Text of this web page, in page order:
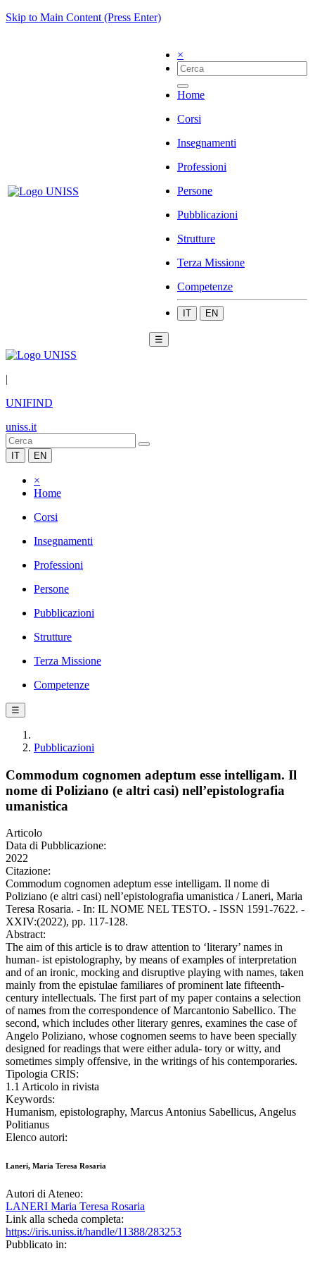
Skip to Main Content (Press Enter)
×
Home
Corsi
Insegnamenti
Professioni
Persone
Pubblicazioni
Strutture
Terza Missione
Competenze
IT EN
☰
|
UNIFIND
uniss.it
IT EN
×
Home
Corsi
Insegnamenti
Professioni
Persone
Pubblicazioni
Strutture
Terza Missione
Competenze
☰
Pubblicazioni
Commodum cognomen adeptum esse intelligam. Il
nome di Poliziano (e altri casi) nell’epistolografia
umanistica
Articolo
Data di Pubblicazione:
2022
Citazione:
Commodum cognomen adeptum esse intelligam. Il nome di
Poliziano (e altri casi) nell’epistolografia umanistica / Laneri, Maria
Teresa Rosaria. - In: IL NOME NEL TESTO. - ISSN 1591-7622. -
XXIV:(2022), pp. 117-128.
Abstract:
The aim of this article is to draw attention to ‘literary’ names in
human- ist epistolography, by means of examples of interpretation
and of an ironic, mocking and disruptive playing with names, taken
mainly from the epistulae familiares of prominent late fifteenth-
century intellectuals. The first part of my paper contains a selection
of names from the correspondence of Marcantonio Sabellico. The
second, which includes other literary genres, examines the case of
Angelo Poliziano, whose cognomen seems to have been specially
designed for readings that were either adula- tory or witty, and
sometimes simply offensive, in the writings of his contemporaries.
Tipologia CRIS:
1.1 Articolo in rivista
Keywords:
Humanism, epistolography, Marcus Antonius Sabellicus, Angelus
Politianus
Elenco autori:
Laneri, Maria Teresa Rosaria
Autori di Ateneo:
LANERI Maria Teresa Rosaria
Link alla scheda completa:
https://iris.uniss.it/handle/11388/283253
Pubblicato in: